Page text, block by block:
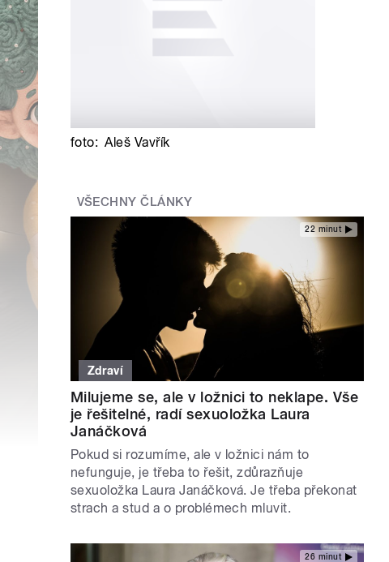
foto: Aleš Vavřík
VŠECHNY ČLÁNKY
22 minut
Zdraví
Milujeme se, ale v ložnici to neklape. Vše
je řešitelné, radí sexuoložka Laura
Janáčková
Pokud si rozumíme, ale v ložnici nám to
nefunguje, je třeba to řešit, zdůrazňuje
sexuoložka Laura Janáčková. Je třeba překonat
strach a stud a o problémech mluvit.
26 minut